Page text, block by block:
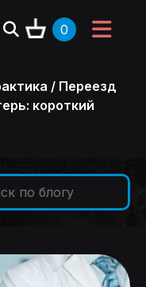
0
/ Переезд
короткий